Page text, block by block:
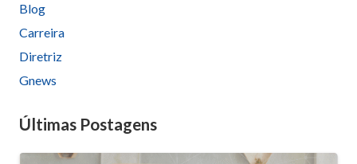
empty.
Blog
Carreira
Diretriz
Gnews
Últimas Postagens